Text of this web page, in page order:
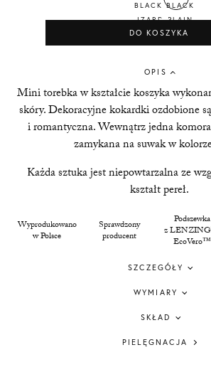
DO KOSZYKA
OPIS
Mini torebka w kształcie koszyka
skóry. Dekoracyjne kokardki ozdobione
i romantyczna. Wewnątrz jedna
zamykana na suwak w
Każda sztuka jest niepowtarzalna ze
kształt pereł.
Wyprodukowano
w Polsce
Sprawdzony
producent
Podszewka
z
EcoVero™
SZCZEGÓŁY
WYMIARY
SKŁAD
PIELĘGNACJA